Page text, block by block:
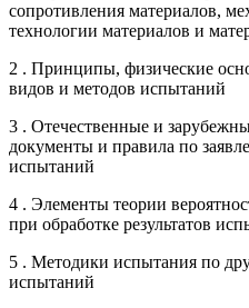
сопротивления материалов,
технологии материалов и
2 . Принципы, физические
видов и методов испытаний
3 . Отечественные и
документы и правила по
испытаний
4 . Элементы теории
при обработке результатов
5 . Методики испытания по
испытаний